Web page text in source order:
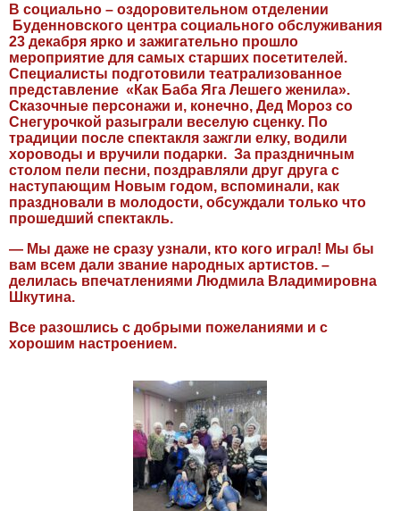
В социально – оздоровительном отделении
Буденновского центра социального обслуживания
23 декабря ярко и зажигательно прошло
мероприятие для самых старших посетителей.
Специалисты подготовили театрализованное
представление «Как Баба Яга Лешего женила».
Сказочные персонажи и, конечно, Дед Мороз со
Снегурочкой разыграли веселую сценку. По
традиции после спектакля зажгли елку, водили
хороводы и вручили подарки. За праздничным
столом пели песни, поздравляли друг друга с
наступающим Новым годом, вспоминали, как
праздновали в молодости, обсуждали только что
прошедший спектакль.
— Мы даже не сразу узнали, кто кого играл! Мы бы
вам всем дали звание народных артистов. –
делилась впечатлениями Людмила Владимировна
Шкутина.
Все разошлись с добрыми пожеланиями и с
хорошим настроением.